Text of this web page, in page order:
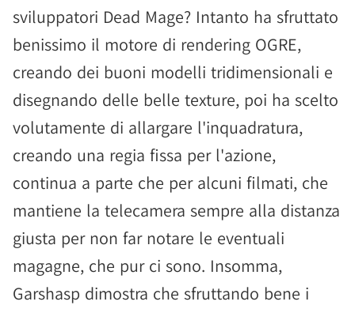
sviluppatori Dead Mage? Intanto ha sfruttato
benissimo il motore di rendering OGRE,
creando dei buoni modelli tridimensionali e
disegnando delle belle texture, poi ha scelto
volutamente di allargare l'inquadratura,
creando una regia fissa per l'azione,
continua a parte che per alcuni filmati, che
mantiene la telecamera sempre alla distanza
giusta per non far notare le eventuali
magagne, che pur ci sono. Insomma,
Garshasp dimostra che sfruttando bene i